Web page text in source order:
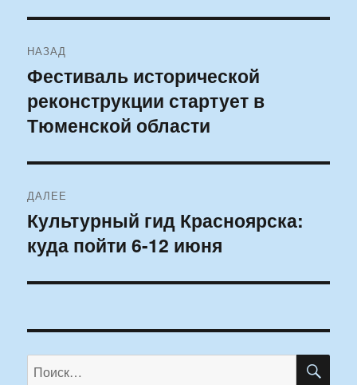
по
записям
НАЗАД
Предыдущая
запись:
Фестиваль исторической
реконструкции стартует в
Тюменской области
ДАЛЕЕ
Следующая
запись:
Культурный гид Красноярска:
куда пойти 6-12 июня
Искать: